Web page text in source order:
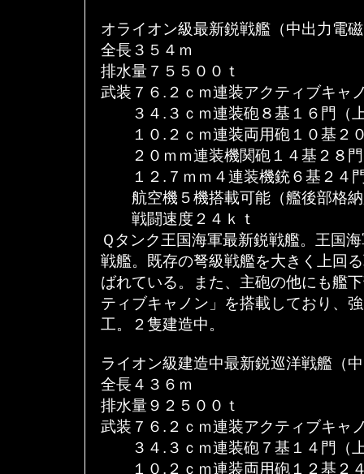
オライオン級最新鋭戦艦（中出力電
全長３５４ｍ
排水量７５５００ｔ
武装７６.２ｃｍ連装アクティブキャ
３４.３ｃｍ連装砲８基１６門（
１０.２ｃｍ連装両用砲１０基２
２０ｍｍ連装機関砲１４基２８門
１２.７ｍｍ４連装機銃６基２４
航空機５機搭載可能（艦後部格
戦闘速度２４ｋｔ
Ｑタンク王国海軍最新鋭戦艦。王国
戦艦。既存の弩級戦艦を大きく上回
ばれている。また、主砲の他にも艦
ティブキャノン」を搭載しており、
工。２隻建造中。
ライオン級建造中最新鋭巡洋戦艦（
全長４３６ｍ
排水量９２５００ｔ
武装７６.２ｃｍ連装アクティブキャ
３４.３ｃｍ連装砲７基１４門（
１０.２ｃｍ連装両用砲１２基２